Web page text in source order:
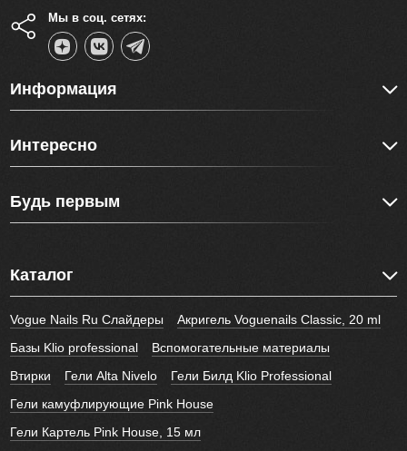
Мы в соц. сетях:
Информация
Интересно
Будь первым
Каталог
Vogue Nails Ru Слайдеры
Акригель Voguenails Classic, 20 ml
Базы Klio professional
Вспомогательные материалы
Втирки
Гели Alta Nivelo
Гели Билд Klio Professional
Гели камуфлирующие Pink House
Гели Картель Pink House, 15 мл